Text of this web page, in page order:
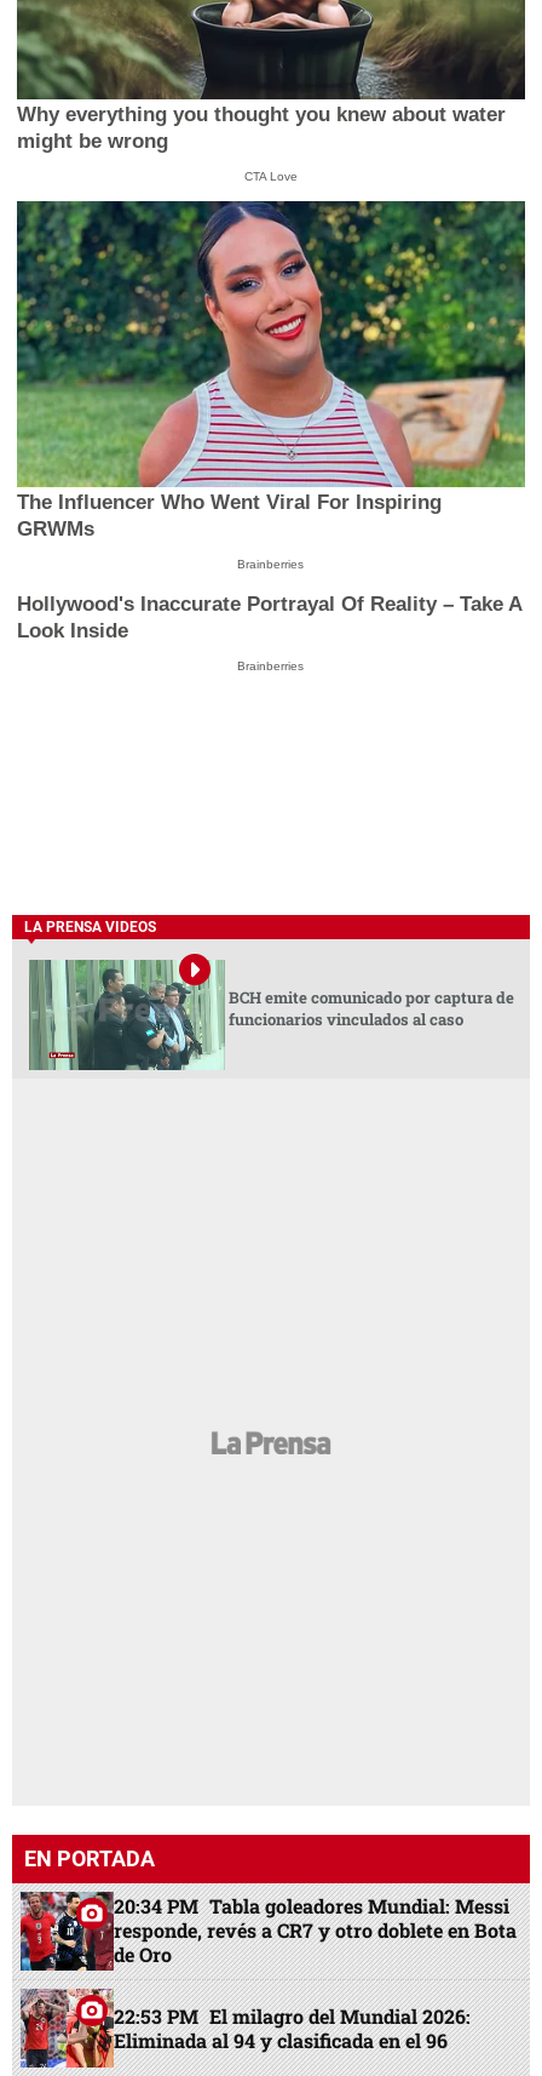
Why everything you thought you knew about water
might be wrong
CTA Love
The Influencer Who Went Viral For Inspiring
GRWMs
Brainberries
Hollywood's Inaccurate Portrayal Of Reality – Take A
Look Inside
Brainberries
LA PRENSA VIDEOS
BCH emite comunicado por captura de
funcionarios vinculados al caso
EN PORTADA
20:34 PM Tabla goleadores Mundial: Messi
responde, revés a CR7 y otro doblete en Bota
de Oro
22:53 PM El milagro del Mundial 2026:
Eliminada al 94 y clasificada en el 96